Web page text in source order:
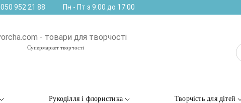
050 952 21 88 Пн - Пт з 9:00 до 17:00
Супермаркет творчості
Рукоділля і флористика Творчість для дітей